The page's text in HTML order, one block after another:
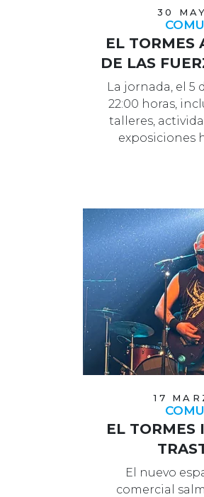
30
EL TORMES
DE LAS
La jornada, el 5
22:00 horas,
talleres,
exposiciones
17
EL TORMES
El nuevo
comercial